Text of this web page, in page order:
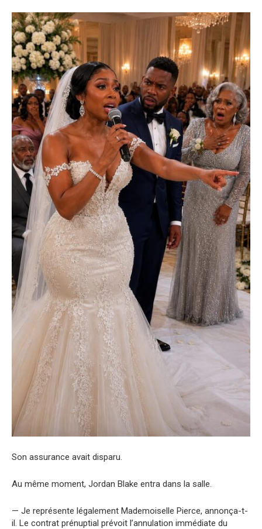
Son assurance avait disparu.
Au même moment, Jordan Blake entra dans la salle.
— Je représente légalement Mademoiselle Pierce, annonça-t-
il. Le contrat prénuptial prévoit l’annulation immédiate du